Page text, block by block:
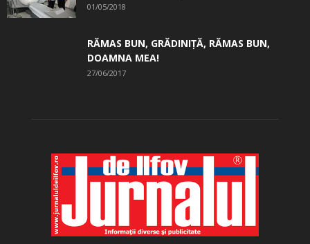
01/05/2018
RĂMAS BUN, GRĂDINIŢĂ, ­RĂMAS BUN,
DOAMNA MEA!
27/06/2017